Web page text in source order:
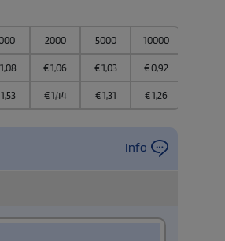
2000 5000 10000
1,08 €1,06 €1,03 €0,92
1,53 €1,44 €1,31 €1,26
Info